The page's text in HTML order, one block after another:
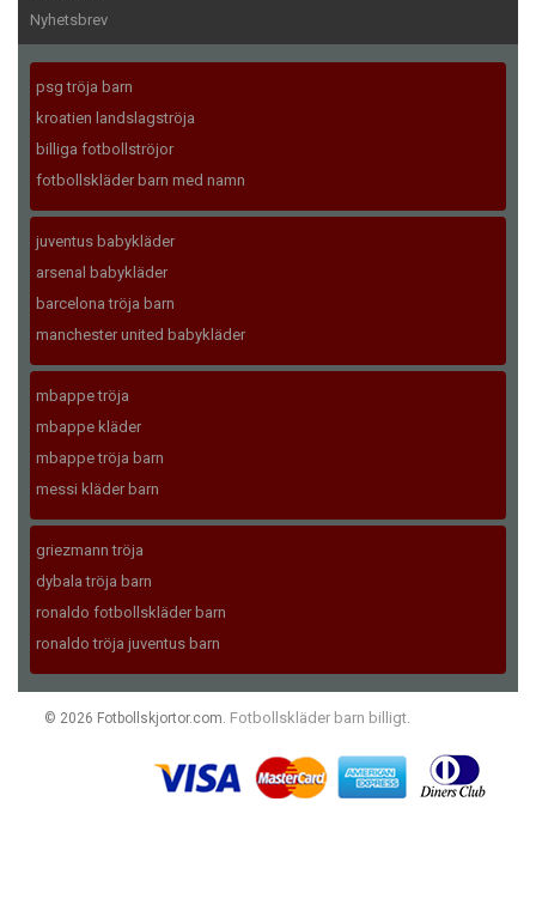
Nyhetsbrev
psg tröja barn
kroatien landslagströja
billiga fotbollströjor
fotbollskläder barn med namn
juventus babykläder
arsenal babykläder
barcelona tröja barn
manchester united babykläder
mbappe tröja
mbappe kläder
mbappe tröja barn
messi kläder barn
griezmann tröja
dybala tröja barn
ronaldo fotbollskläder barn
ronaldo tröja juventus barn
© 2026 Fotbollskjortor.com. Fotbollskläder barn billigt.